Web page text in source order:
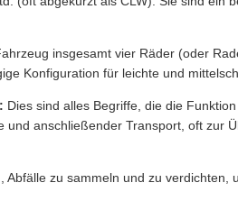
insgesamt vier Räder (oder
Konfiguration für leichte und
Dies sind alles Begriffe, die die
anschließender Transport, oft zur
Abfälle zu sammeln und zu verdichten,